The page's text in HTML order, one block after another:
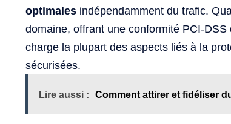
optimales indépendamment du trafic.
domaine, offrant une conformité PCI-
charge la plupart des aspects liés à la
sécurisées.
Lire aussi : Comment attirer et fidéliser